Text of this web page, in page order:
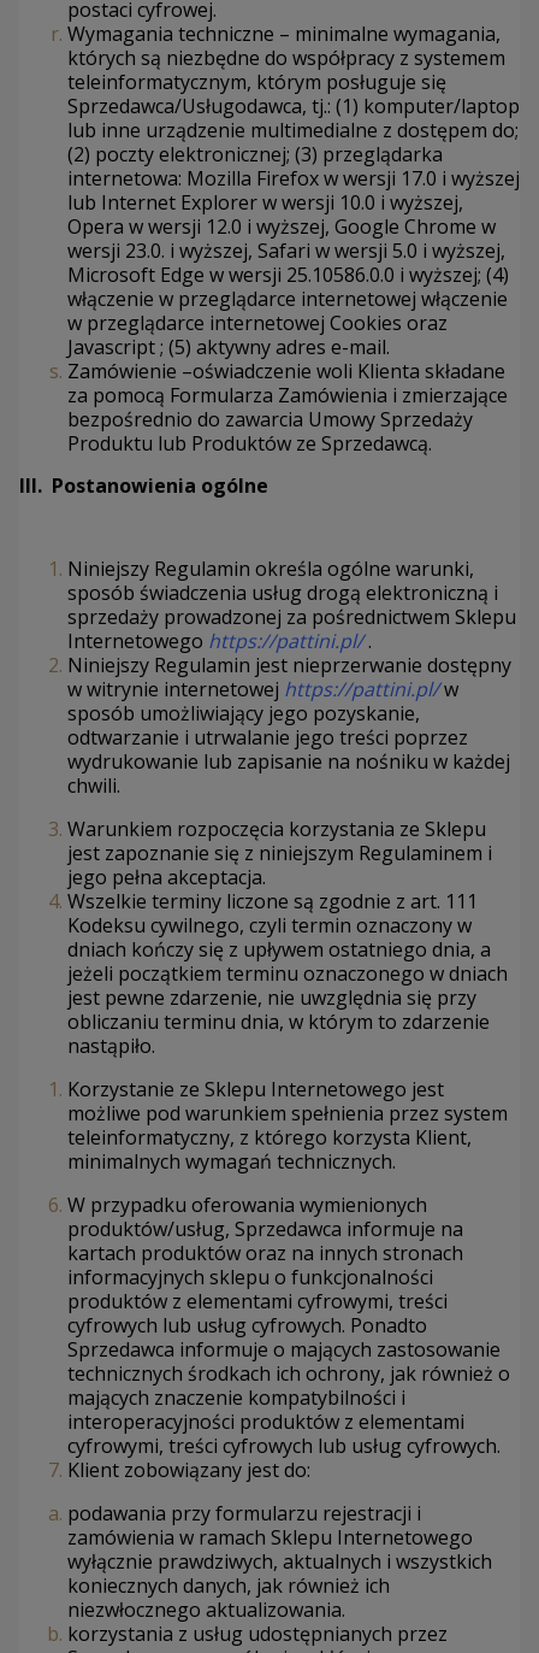
postaci cyfrowej.
Wymagania techniczne – minimalne wymagania,
których są niezbędne do współpracy z systemem
teleinformatycznym, którym posługuje się
Sprzedawca/Usługodawca, tj.: (1) komputer/laptop
lub inne urządzenie multimedialne z dostępem do;
(2) poczty elektronicznej; (3) przeglądarka
internetowa: Mozilla Firefox w wersji 17.0 i wyższej
lub Internet Explorer w wersji 10.0 i wyższej,
Opera w wersji 12.0 i wyższej, Google Chrome w
wersji 23.0. i wyższej, Safari w wersji 5.0 i wyższej,
Microsoft Edge w wersji 25.10586.0.0 i wyższej; (4)
włączenie w przeglądarce internetowej włączenie
w przeglądarce internetowej Cookies oraz
Javascript ; (5) aktywny adres e-mail.
Zamówienie –oświadczenie woli Klienta składane
za pomocą Formularza Zamówienia i zmierzające
bezpośrednio do zawarcia Umowy Sprzedaży
Produktu lub Produktów ze Sprzedawcą.
III. Postanowienia ogólne
Niniejszy Regulamin określa ogólne warunki,
sposób świadczenia usług drogą elektroniczną i
sprzedaży prowadzonej za pośrednictwem Sklepu
Internetowego https://pattini.pl/.
Niniejszy Regulamin jest nieprzerwanie dostępny
w witrynie internetowej https://pattini.pl/w
sposób umożliwiający jego pozyskanie,
odtwarzanie i utrwalanie jego treści poprzez
wydrukowanie lub zapisanie na nośniku w każdej
chwili.
Warunkiem rozpoczęcia korzystania ze Sklepu
jest zapoznanie się z niniejszym Regulaminem i
jego pełna akceptacja.
Wszelkie terminy liczone są zgodnie z art. 111
Kodeksu cywilnego, czyli termin oznaczony w
dniach kończy się z upływem ostatniego dnia, a
jeżeli początkiem terminu oznaczonego w dniach
jest pewne zdarzenie, nie uwzględnia się przy
obliczaniu terminu dnia, w którym to zdarzenie
nastąpiło.
Korzystanie ze Sklepu Internetowego jest
możliwe pod warunkiem spełnienia przez system
teleinformatyczny, z którego korzysta Klient,
minimalnych wymagań technicznych.
W przypadku oferowania wymienionych
produktów/usług, Sprzedawca informuje na
kartach produktów oraz na innych stronach
informacyjnych sklepu o funkcjonalności
produktów z elementami cyfrowymi, treści
cyfrowych lub usług cyfrowych. Ponadto
Sprzedawca informuje o mających zastosowanie
technicznych środkach ich ochrony, jak również o
mających znaczenie kompatybilności i
interoperacyjności produktów z elementami
cyfrowymi, treści cyfrowych lub usług cyfrowych.
Klient zobowiązany jest do:
podawania przy formularzu rejestracji i
zamówienia w ramach Sklepu Internetowego
wyłącznie prawdziwych, aktualnych i wszystkich
koniecznych danych, jak również ich
niezwłocznego aktualizowania.
korzystania z usług udostępnianych przez